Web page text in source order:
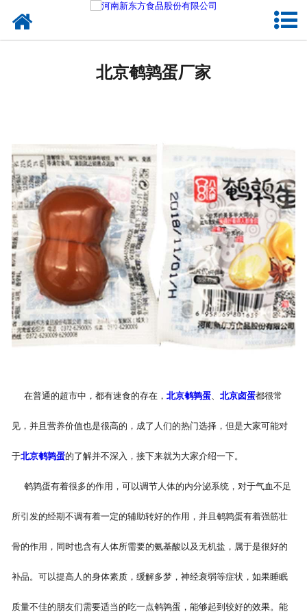
北京调味品
北京鸡蛋壳粉
北京新东方食品
北京食品代加工
北京精忠报国八大锤典故版
北京盐焗味卤蛋
- 北京蜜汁味卤蛋
北京鹌鹑蛋厂家
在普通的超市中，都有速食的存在， 北京鹌鹑蛋、 北京卤蛋都很常
见，并且营养价值也是很高的，成了人们的热门选择，但是大家可能对
于北京鹌鹑蛋的了解并不深入，接下来就为大家介绍一下。
鹌鹑蛋有着很多的作用，可以调节人体的内分泌系统，对于气血不足
所引发的经期不调有着一定的辅助转好的作用，并且鹌鹑蛋有着强筋壮
骨的作用，同时也含有人体所需要的氨基酸以及无机盐，属于是很好的
补品。可以提高人的身体素质，缓解多梦，神经衰弱等症状，如果睡眠
质量不佳的朋友们需要适当的吃一点鹌鹑蛋，能够起到较好的效果。能